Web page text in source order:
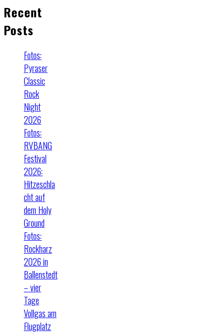
Recent
Posts
Fotos:
Pyraser
Classic
Rock
Night
2026
Fotos:
RVBANG
Festival
2026:
Hitzeschla
cht auf
dem Holy
Ground
Fotos:
Rockharz
2026 in
Ballenstedt
– vier
Tage
Vollgas am
Flugplatz